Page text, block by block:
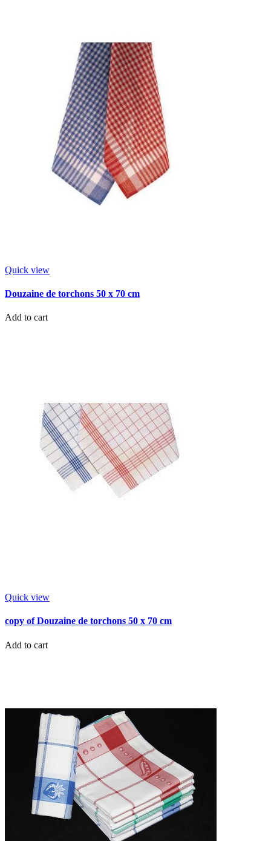
Quick view
Douzaine de torchons 50 x 70 cm
Add to cart
Quick view
copy of Douzaine de torchons 50 x 70 cm
Add to cart